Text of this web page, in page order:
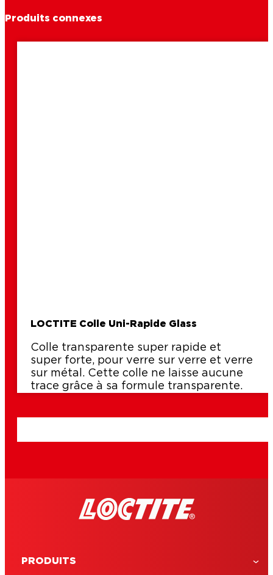
Produits connexes
LOCTITE Colle Uni-Rapide Glass
Colle transparente super rapide et
super forte, pour verre sur verre et verre
sur métal. Cette colle ne laisse aucune
trace grâce à sa formule transparente.
PRODUITS